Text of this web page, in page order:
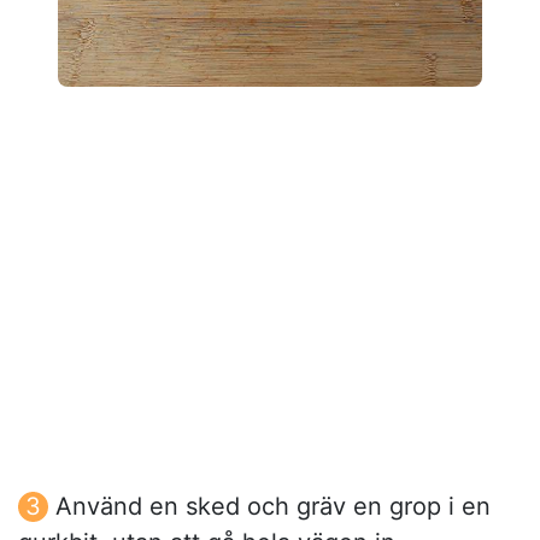
Använd en sked och gräv en grop i en